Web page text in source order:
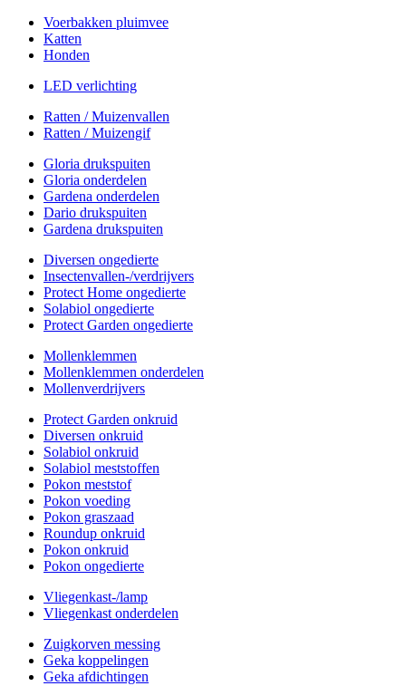
Voerbakken pluimvee
Katten
Honden
LED verlichting
Ratten / Muizenvallen
Ratten / Muizengif
Gloria drukspuiten
Gloria onderdelen
Gardena onderdelen
Dario drukspuiten
Gardena drukspuiten
Diversen ongedierte
Insectenvallen-/verdrijvers
Protect Home ongedierte
Solabiol ongedierte
Protect Garden ongedierte
Mollenklemmen
Mollenklemmen onderdelen
Mollenverdrijvers
Protect Garden onkruid
Diversen onkruid
Solabiol onkruid
Solabiol meststoffen
Pokon meststof
Pokon voeding
Pokon graszaad
Roundup onkruid
Pokon onkruid
Pokon ongedierte
Vliegenkast-/lamp
Vliegenkast onderdelen
Zuigkorven messing
Geka koppelingen
Geka afdichtingen